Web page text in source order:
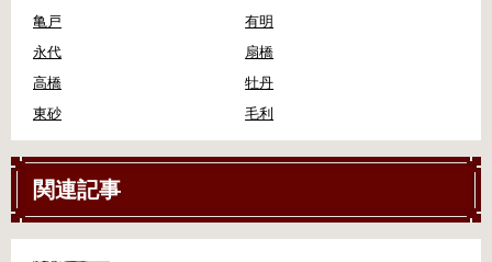
亀戸
有明
永代
扇橋
高橋
牡丹
東砂
毛利
関連記事